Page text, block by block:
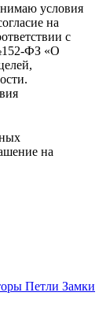
условия
на
с
ФЗ «О
на
Петли Замки